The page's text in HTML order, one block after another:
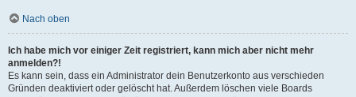
Nach oben
Ich habe mich vor einiger Zeit registriert, kann mich aber nicht mehr
anmelden?!
Es kann sein, dass ein Administrator dein Benutzerkonto aus verschieden
Gründen deaktiviert oder gelöscht hat. Außerdem löschen viele Boards